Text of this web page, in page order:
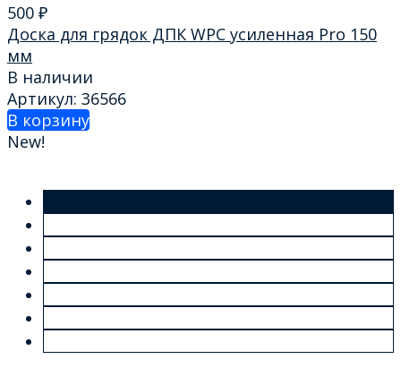
500 ₽
Доска для грядок ДПК WPC усиленная Pro 150
мм
В наличии
Артикул: 36566
В корзину
New!